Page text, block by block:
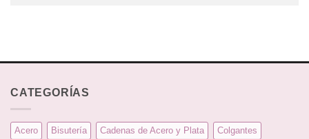
CATEGORÍAS
Acero Bisutería Cadenas de Acero y Plata Colgantes